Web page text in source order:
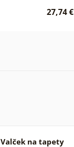
27,74 €
Valček na tapety